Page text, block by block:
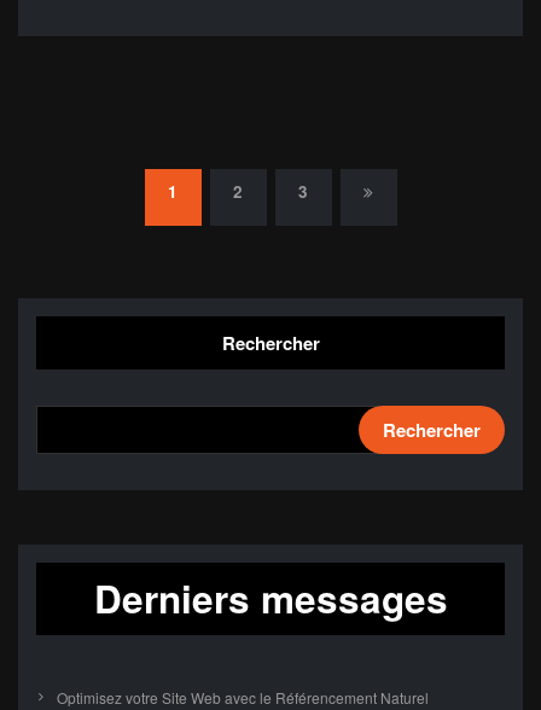
Pagination
publications
1 2 3
Rechercher
Rechercher
Derniers messages
Optimisez votre Site Web avec le Référencement Naturel